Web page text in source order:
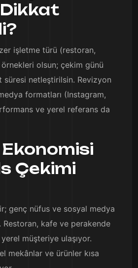
işletme türü (restoran,
olsun; çekim günü
süresi netleştirilsin. Revizyon
formatları (Instagram,
ve yerel referans da
Çekimi
genç nüfus ve sosyal medya
Restoran, kafe ve perakende
müşteriye ulaşıyor.
mekânlar ve ürünler kısa